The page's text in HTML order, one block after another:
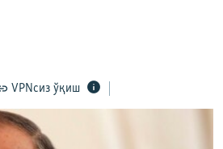
VPNсиз ўқиш